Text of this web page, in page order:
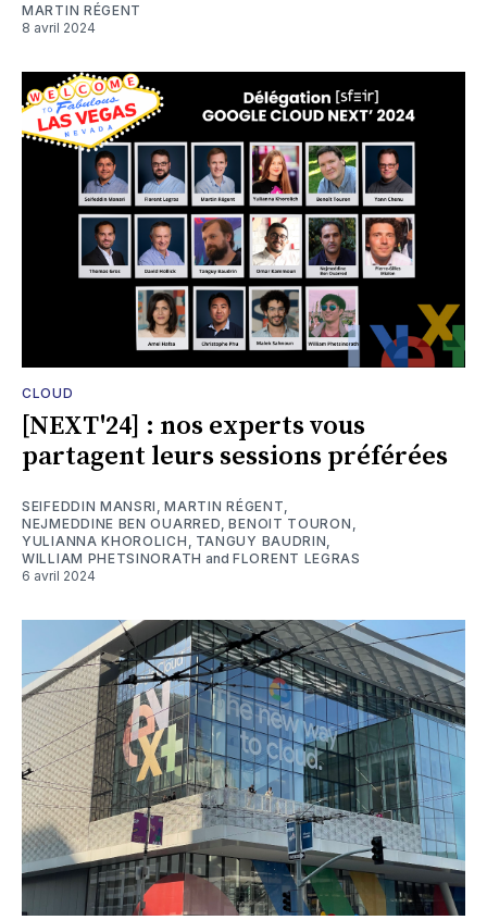
MARTIN RÉGENT
8 avril 2024
CLOUD
[NEXT'24] : nos experts vous
partagent leurs sessions préférées
SEIFEDDIN MANSRI ,MARTIN RÉGENT
NEJMEDDINE BEN OUARRED ,BENOIT TOURON
YULIANNA KHOROLICH
TANGUY BAUDRIN
WILLIAM PHETSINORATH and FLORENT LEGRAS
6 avril 2024